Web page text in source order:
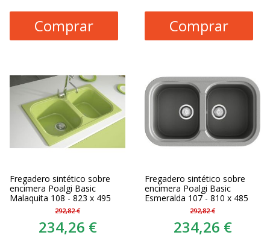
Comprar
Comprar
Fregadero sintético sobre
encimera Poalgi Basic
Malaquita 108 - 823 x 495
292,82 €
234,26 €
Fregadero sintético sobre
encimera Poalgi Basic
Esmeralda 107 - 810 x 485
292,82 €
234,26 €